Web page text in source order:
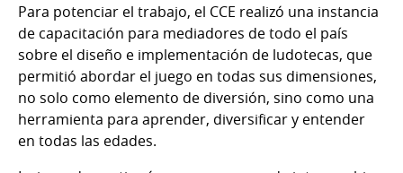
Para potenciar el trabajo, el CCE realizó una instancia
de capacitación para mediadores de todo el país
sobre el diseño e implementación de ludotecas, que
permitió abordar el juego en todas sus dimensiones,
no solo como elemento de diversión, sino como una
herramienta para aprender, diversificar y entender
en todas las edades.